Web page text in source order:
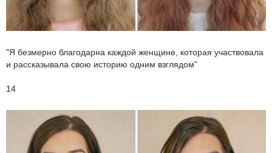
"Я безмерно благодарна каждой женщине, которая участвовала
и рассказывала свою историю одним взглядом"
14